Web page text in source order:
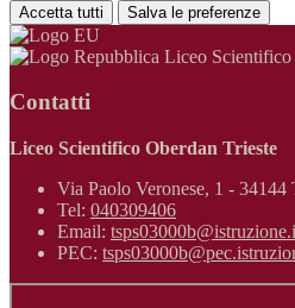
Accetta tutti Salva le preferenze
Liceo Scientifico
Contatti
Liceo Scientifico Oberdan Trieste
Via Paolo Veronese, 1 - 34144
Tel: 040309406
Email:
PEC: